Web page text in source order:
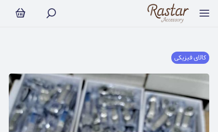
کالای فیزیکی